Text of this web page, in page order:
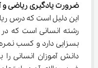
ضرورت یادگیری ریاضی و
این دلیل است که درس
رشته انسانی است که در
دانش آموزان انسانی